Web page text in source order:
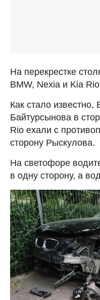
На перекрестке
BMW, Nexia и Kia
Как стало известно,
Байтурсынова в
Rio ехали с
сторону Рыскулова.
На светофоре
в одну сторону, а